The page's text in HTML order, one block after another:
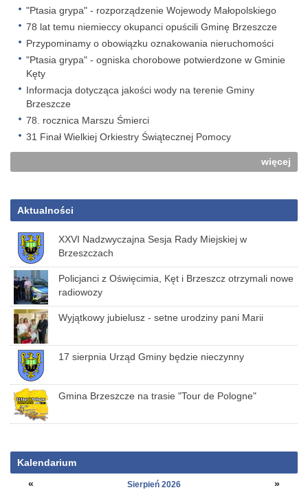
"Ptasia grypa" - rozporządzenie Wojewody Małopolskiego
78 lat temu niemieccy okupanci opuścili Gminę Brzeszcze
Przypominamy o obowiązku oznakowania nieruchomości
"Ptasia grypa" - ogniska chorobowe potwierdzone w Gminie
Kęty
Informacja dotycząca jakości wody na terenie Gminy
Brzeszcze
78. rocznica Marszu Śmierci
31 Finał Wielkiej Orkiestry Świątecznej Pomocy
więcej
Aktualności
XXVI Nadzwyczajna Sesja Rady Miejskiej w
Brzeszczach
Policjanci z Oświęcimia, Kęt i Brzeszcz otrzymali nowe
radiowozy
Wyjątkowy jubielusz - setne urodziny pani Marii
17 sierpnia Urząd Gminy będzie nieczynny
Gmina Brzeszcze na trasie "Tour de Pologne"
Kalendarium
«
Sierpień 2026
»